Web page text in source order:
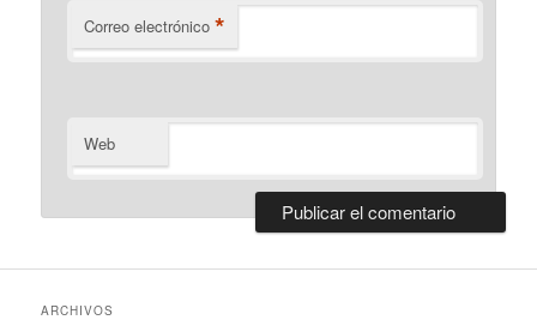
Correo electrónico *
Web
ARCHIVOS